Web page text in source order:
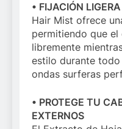
• FIJACIÓN
Hair Mist ofrece
permitiendo que el
libremente
estilo durante todo
ondas surferas
• PROTEGE TU
EXTERNOS